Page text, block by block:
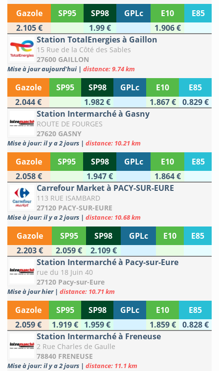
Gazole SP95 SP98 GPLc E10
E85
2.105 €
1.99 €
1.906 €
Station TotalEnergies à Gaillon
15 Rue de la Côté des Sables
27600 GAILLON
Mise à jour aujourd'hui | distance: 9.74 km
Gazole SP95 SP98 GPLc E10
E85
2.044 €
1.982 € 1.867 €
0.829 €
Station Intermarché à Gasny
ROUTE DE FOURGES
27620 GASNY
Mise à jour: il y a 2 jours | distance: 10.21 km
Gazole SP95 SP98 GPLc E10
E85
2.058 €
1.947 €
1.864 €
Carrefour Market à PACY-SUR-EURE
113 RUE ISAMBARD
27120 PACY-SUR-EURE
Mise à jour: il y a 2 jours | distance: 10.68 km
Gazole SP95 SP98 GPLc E10
E85
2.203 €
2.059 €
2.109 €
Station Intermarché à Pacy-sur-Eure
rue du 18 Juin 40
27120 Pacy-sur-Eure
Mise à jour hier | distance: 10.71 km
Gazole SP95 SP98 GPLc E10
E85
2.059 €
1.919 € 1.959 € 1.859 €
0.828 €
Station Intermarché à Freneuse
2 Rue Charles de Gaulle
78840 FRENEUSE
Mise à jour: il y a 2 jours | distance: 11.1 km